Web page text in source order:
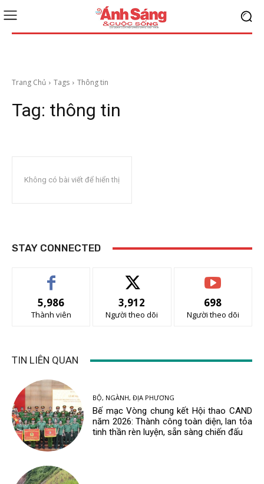
Trang Chủ Tags Thông tin
Tag: thông tin
Không có bài viết để hiển thị
STAY CONNECTED
5,986
Thành viên
3,912
Người theo dõi
698
Người theo dõi
TIN LIÊN QUAN
BỘ, NGÀNH, ĐỊA PHƯƠNG
Bế mạc Vòng chung kết Hội thao CAND
năm 2026: Thành công toàn diện, lan tỏa
tinh thần rèn luyện, sẵn sàng chiến đấu